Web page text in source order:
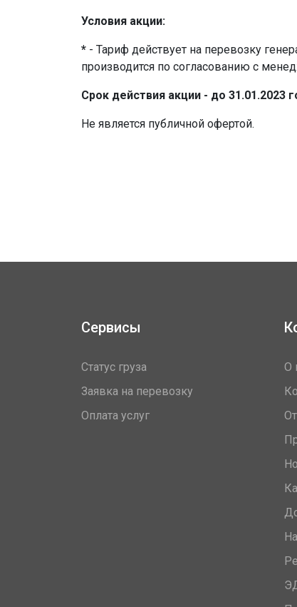
Условия акции:
* - Тариф действует на перевозку
производится по согласованию с
Срок действия акции - до 31.01.2023
Не является публичной офертой.
Сервисы
Статус груза
Заявка на перевозку
Оплата услуг
О